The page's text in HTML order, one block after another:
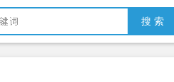
搜 索